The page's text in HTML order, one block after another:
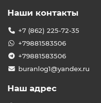
Наши контакты
+7 (862) 225-72-35
+79881583506
+79881583506
buranlog1@yandex.ru
Наш адрес